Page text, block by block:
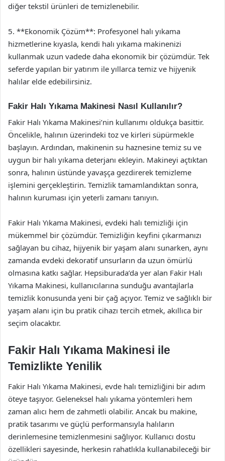
diğer tekstil ürünleri de temizlenebilir.
5. **Ekonomik Çözüm**: Profesyonel halı yıkama
hizmetlerine kıyasla, kendi halı yıkama makinenizi
kullanmak uzun vadede daha ekonomik bir çözümdür. Tek
seferde yapılan bir yatırım ile yıllarca temiz ve hijyenik
halılar elde edebilirsiniz.
Fakir Halı Yıkama Makinesi Nasıl Kullanılır?
Fakir Halı Yıkama Makinesi’nin kullanımı oldukça basittir.
Öncelikle, halının üzerindeki toz ve kirleri süpürmekle
başlayın. Ardından, makinenin su haznesine temiz su ve
uygun bir halı yıkama deterjanı ekleyin. Makineyi açtıktan
sonra, halının üstünde yavaşça gezdirerek temizleme
işlemini gerçekleştirin. Temizlik tamamlandıktan sonra,
halının kuruması için yeterli zamanı tanıyın.
Fakir Halı Yıkama Makinesi, evdeki halı temizliği için
mükemmel bir çözümdür. Temizliğin keyfini çıkarmanızı
sağlayan bu cihaz, hijyenik bir yaşam alanı sunarken, aynı
zamanda evdeki dekoratif unsurların da uzun ömürlü
olmasına katkı sağlar. Hepsiburada’da yer alan Fakir Halı
Yıkama Makinesi, kullanıcılarına sunduğu avantajlarla
temizlik konusunda yeni bir çağ açıyor. Temiz ve sağlıklı bir
yaşam alanı için bu pratik cihazı tercih etmek, akıllıca bir
seçim olacaktır.
Fakir Halı Yıkama Makinesi ile
Temizlikte Yenilik
Fakir Halı Yıkama Makinesi, evde halı temizliğini bir adım
öteye taşıyor. Geleneksel halı yıkama yöntemleri hem
zaman alıcı hem de zahmetli olabilir. Ancak bu makine,
pratik tasarımı ve güçlü performansıyla halıların
derinlemesine temizlenmesini sağlıyor. Kullanıcı dostu
özellikleri sayesinde, herkesin rahatlıkla kullanabileceği bir